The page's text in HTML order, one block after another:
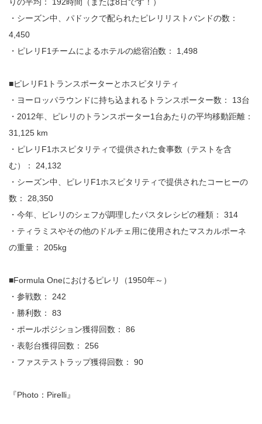
・シーズン中、パドックで配られたピレリリストバンドの数：
4,450
・ピレリF1チームによるホテルの総宿泊数： 1,498
■ピレリF1トランスポーターとホスピタリティ
・ヨーロッパラウンドに持ち込まれるトランスポーター数： 13台
・2012年、ピレリのトランスポーター1台あたりの平均移動距離：
31,125 km
・ピレリF1ホスピタリティで提供された食事数（テストを含
む）： 24,132
・シーズン中、ピレリF1ホスピタリティで提供されたコーヒーの
数： 28,350
・今年、ピレリのシェフが調理したパスタレシピの種類： 314
・ティラミスやその他のドルチェ用に使用されたマスカルポーネ
の重量： 205kg
■Formula Oneにおけるピレリ（1950年～）
・参戦数： 242
・勝利数： 83
・ポールポジション獲得回数： 86
・表彰台獲得回数： 256
・ファステストラップ獲得回数： 90
『Photo：Pirelli』